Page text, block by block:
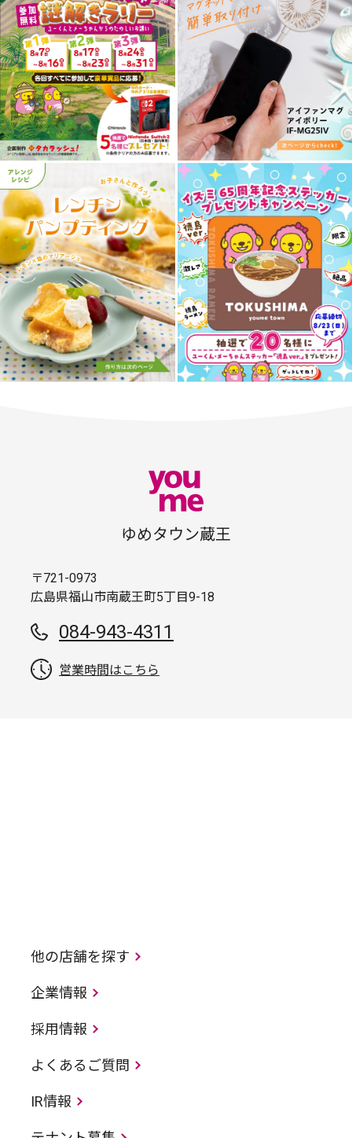
ゆめタウン蔵王
〒721-0973
広島県福山市南蔵王町5丁目9-18
084-943-4311
営業時間はこちら
他の店舗を探す
企業情報
採用情報
よくあるご質問
IR情報